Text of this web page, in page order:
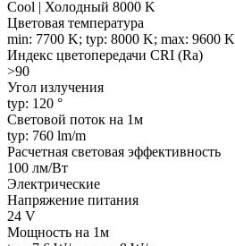
Cool | Холодный 8000 K
Цветовая температура
min: 7700 K; typ: 8000 K; max: 9600 K
Индекс цветопередачи CRI (Ra)
>90
Угол излучения
typ: 120 °
Световой поток на 1м
typ: 760 lm/m
Расчетная световая эффективность
100 лм/Вт
Электрические
Напряжение питания
24 V
Мощность на 1м